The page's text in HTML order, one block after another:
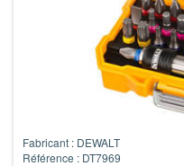
Fabricant : DEWALT
Référence : DT7969